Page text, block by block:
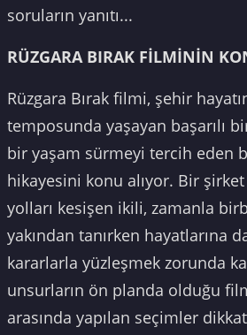
soruların yanıtı...
RÜZGARA BIRAK FİLMİNİN
Rüzgara Bırak filmi, şehir
temposunda yaşayan başarılı
bir yaşam sürmeyi tercih eden
hikayesini konu alıyor. Bir
yolları kesişen ikili, zamanla
yakından tanırken hayatlarına
kararlarla yüzleşmek zorunda
unsurların ön planda olduğu
arasında yapılan seçimler